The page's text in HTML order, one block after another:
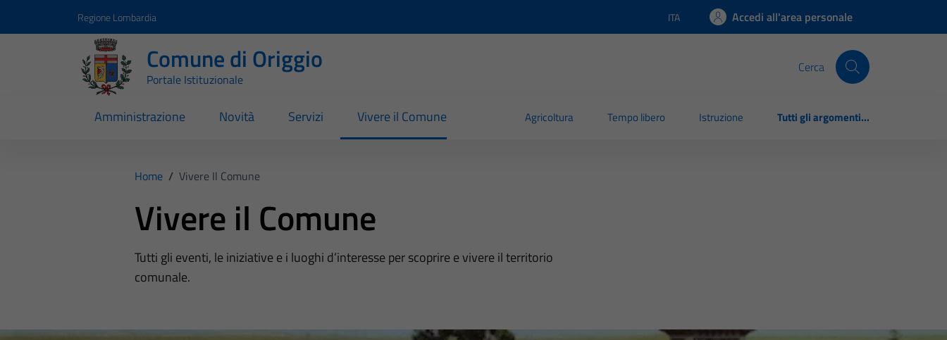
Regione Lombardia Lingua attiva:
ITA Accedi all'area personale
Comune di Origgio
Portale Istituzionale
Cerca
Amministrazione Novità Servizi Vivere il Comune Agricoltura Tempo libero Istruzione Tutti gli argomenti...
Home / Vivere Il Comune
Vivere il Comune
Tutti gli eventi, le iniziative e i luoghi d’interesse per scoprire e vivere il territorio
comunale.